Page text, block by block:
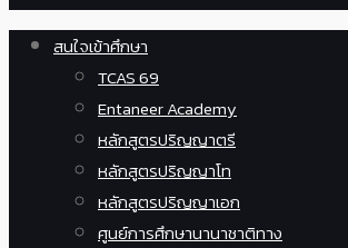
สนใจเข้าศึกษา
TCAS 69
Entaneer Academy
หลักสูตรปริญญาตรี
หลักสูตรปริญญาโท
หลักสูตรปริญญาเอก
ศูนย์การศึกษานานาชาติทาง